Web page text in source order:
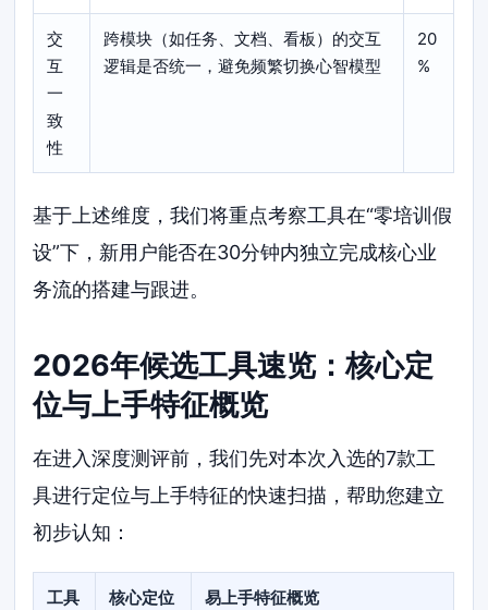
交
互
一
致
性
跨模块（如任务、文档、看板）的交互
逻辑是否统一，避免频繁切换心智模型
20
%
基于上述维度，我们将重点考察工具在“零培训假
设”下，新用户能否在30分钟内独立完成核心业
务流的搭建与跟进。
2026年候选工具速览：核心定
位与上手特征概览
在进入深度测评前，我们先对本次入选的7款工
具进行定位与上手特征的快速扫描，帮助您建立
初步认知：
工具
核心定位 易上手特征概览